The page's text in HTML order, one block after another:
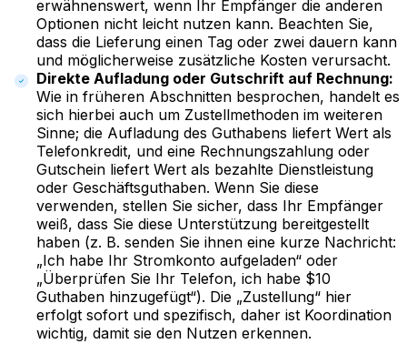
erwähnenswert, wenn Ihr Empfänger die anderen
Optionen nicht leicht nutzen kann. Beachten Sie,
dass die Lieferung einen Tag oder zwei dauern kann
und möglicherweise zusätzliche Kosten verursacht.
Direkte Aufladung oder Gutschrift auf Rechnung:
Wie in früheren Abschnitten besprochen, handelt es
sich hierbei auch um Zustellmethoden im weiteren
Sinne; die Aufladung des Guthabens liefert Wert als
Telefonkredit, und eine Rechnungszahlung oder
Gutschein liefert Wert als bezahlte Dienstleistung
oder Geschäftsguthaben. Wenn Sie diese
verwenden, stellen Sie sicher, dass Ihr Empfänger
weiß, dass Sie diese Unterstützung bereitgestellt
haben (z. B. senden Sie ihnen eine kurze Nachricht:
„Ich habe Ihr Stromkonto aufgeladen“ oder
„Überprüfen Sie Ihr Telefon, ich habe $10
Guthaben hinzugefügt“). Die „Zustellung“ hier
erfolgt sofort und spezifisch, daher ist Koordination
wichtig, damit sie den Nutzen erkennen.